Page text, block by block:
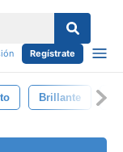
Regístrate
Brillante